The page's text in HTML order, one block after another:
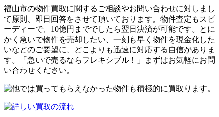
福山市の物件買取に関するご相談やお問い合わせに対しまし
て原則、即日回答をさせて頂いております。物件査定もスピ
ーディーで、10億円まででしたら翌日決済が可能です。とに
かく急いで物件を売却したい、一刻も早く物件を現金化した
いなどのご要望に、どこよりも迅速に対応する自信がありま
す。「急いで売るならフレキシブル！」まずはお気軽にお問
い合わせください。